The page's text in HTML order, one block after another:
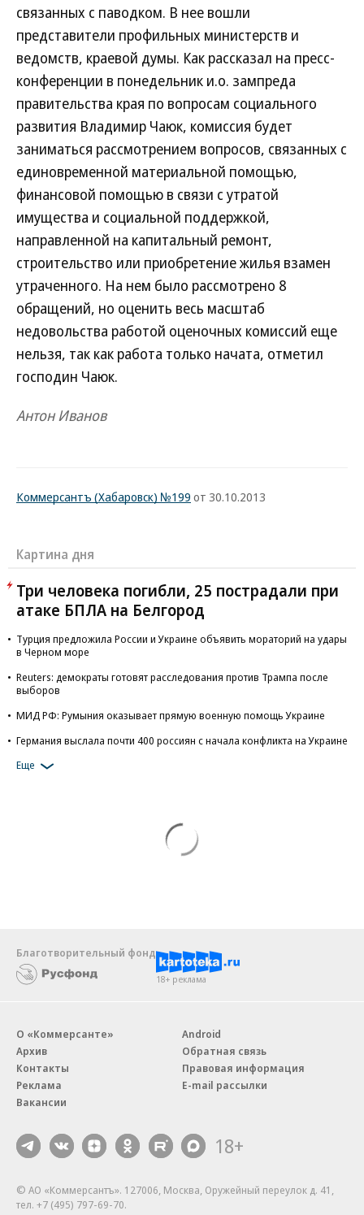
связанных с паводком. В нее вошли
представители профильных министерств и
ведомств, краевой думы. Как рассказал на пресс-
конференции в понедельник и.о. зампреда
правительства края по вопросам социального
развития Владимир Чаюк, комиссия будет
заниматься рассмотрением вопросов, связанных с
единовременной материальной помощью,
финансовой помощью в связи с утратой
имущества и социальной поддержкой,
направленной на капитальный ремонт,
строительство или приобретение жилья взамен
утраченного. На нем было рассмотрено 8
обращений, но оценить весь масштаб
недовольства работой оценочных комиссий еще
нельзя, так как работа только начата, отметил
господин Чаюк.
Антон Иванов
Коммерсантъ (Хабаровск) №199 от 30.10.2013
Картина дня
Три человека погибли, 25 пострадали при
атаке БПЛА на Белгород
Турция предложила России и Украине объявить мораторий на удары
в Черном море
Reuters: демократы готовят расследования против Трампа после
выборов
МИД РФ: Румыния оказывает прямую военную помощь Украине
Германия выслала почти 400 россиян с начала конфликта на Украине
Еще
Благотворительный фонд
18+ реклама
О «Коммерсанте»
Архив
Контакты
Реклама
Вакансии
Android
Обратная связь
Правовая информация
E-mail рассылки
18+
© АО «Коммерсантъ». 127006, Москва, Оружейный переулок д. 41,
тел. +7 (495) 797-69-70.